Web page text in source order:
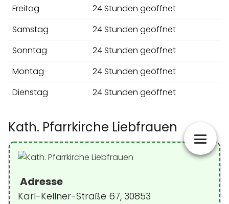
Freitag
24 Stunden geöffnet
Samstag
24 Stunden geöffnet
Sonntag
24 Stunden geöffnet
Montag
24 Stunden geöffnet
Dienstag
24 Stunden geöffnet
Kath. Pfarrkirche Liebfrauen
Adresse
Karl-Kellner-Straße 67, 30853